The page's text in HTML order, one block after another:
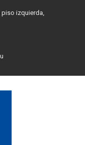
piso izquierda,